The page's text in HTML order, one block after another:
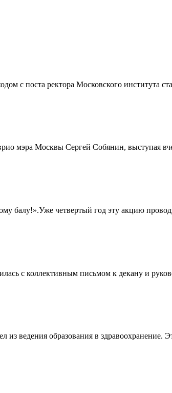
с поста ректора Московского института
мэра Москвы Сергей Собянин, выступая
балу!».Уже четвертый год эту акцию
с коллективным письмом к декану и
из ведения образования в